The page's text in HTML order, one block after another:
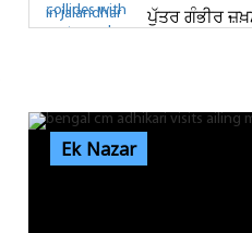
ਪੁੱਤਰ ਗੰਭੀਰ
Ek Nazar